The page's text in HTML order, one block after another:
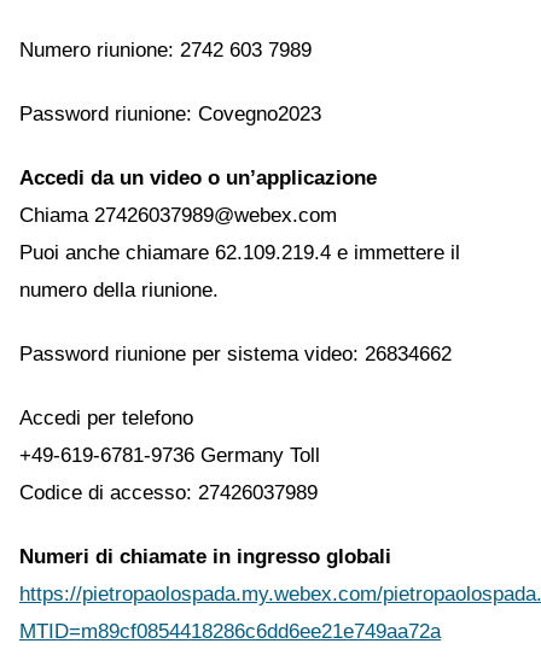
Numero riunione: 2742 603 7989
Password riunione: Covegno2023
Accedi da un video o un’applicazione
Chiama 27426037989@webex.com
Puoi anche chiamare 62.109.219.4 e immettere il
numero della riunione.
Password riunione per sistema video: 26834662
Accedi per telefono
+49-619-6781-9736 Germany Toll
Codice di accesso: 27426037989
Numeri di chiamate in ingresso globali
https://pietropaolospada.my.webex.com/
MTID=m89cf0854418286c6dd6ee21e749aa72a